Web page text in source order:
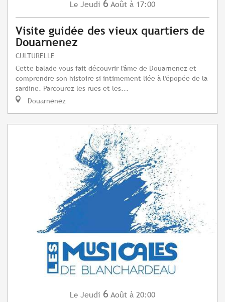
Le Jeudi 6 Août à 17:00
Visite guidée des vieux quartiers de
Douarnenez
CULTURELLE
Cette balade vous fait découvrir l'âme de Douarnenez et
comprendre son histoire si intimement liée à l'épopée de la
sardine. Parcourez les rues et les...
Douarnenez
Le Jeudi 6 Août à 20:00